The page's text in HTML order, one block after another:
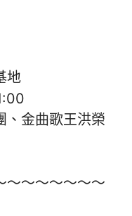
地
、金曲歌王洪榮
～～～～～～～